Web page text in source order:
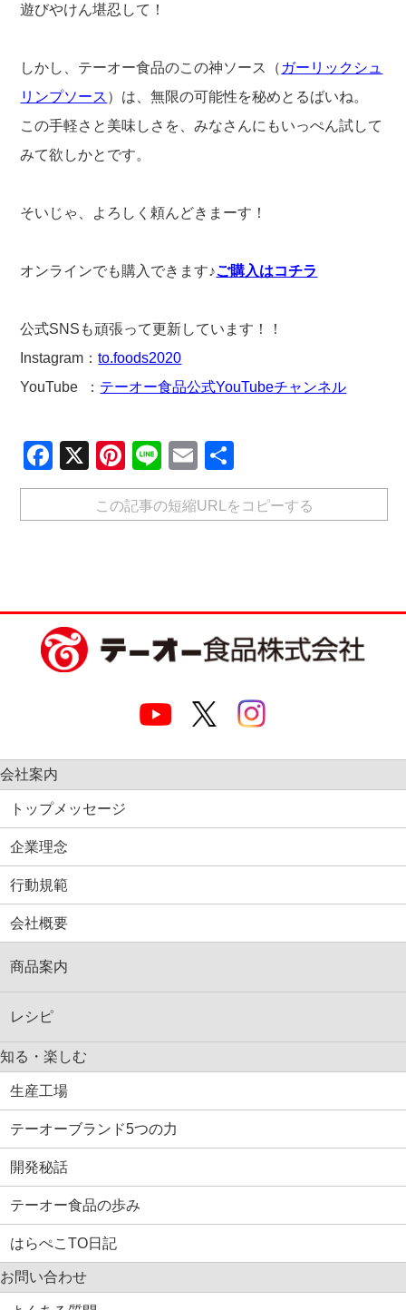
遊びやけん堪忍して！
しかし、テーオー食品のこの神ソース（ ガーリックシュ
リンプソース ）は、無限の可能性を秘めとるばいね。
この手軽さと美味しさを、みなさんにもいっぺん試して
みて欲しかとです。
そいじゃ、よろしく頼んどきまーす！
オンラインでも購入できます♪ご購入はコチラ
公式SNSも頑張って更新しています！！
Instagram：to.foods2020
YouTube ： テーオー食品公式YouTubeチャンネル
Facebook
X Pinterest
LineEmail
有
この記事の短縮URLをコピーする
会社案内
トップメッセージ
企業理念
行動規範
会社概要
商品案内
レシピ
知る・楽しむ
生産工場
テーオーブランド5つの力
開発秘話
テーオー食品の歩み
はらぺこTO日記
お問い合わせ